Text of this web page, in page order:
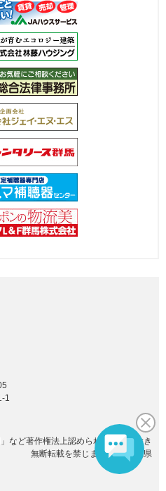
1
など著作権法上認められた場合を除き
無断転載を禁じます。(C)群馬県